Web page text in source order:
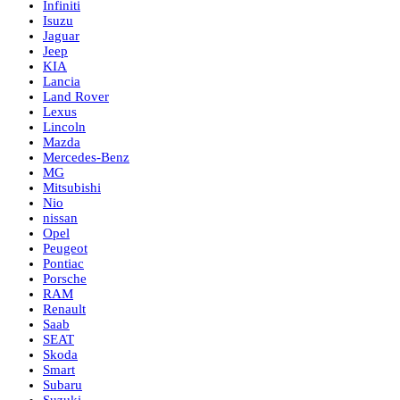
Infiniti
Isuzu
Jaguar
Jeep
KIA
Lancia
Land Rover
Lexus
Lincoln
Mazda
Mercedes-Benz
MG
Mitsubishi
Nio
nissan
Opel
Peugeot
Pontiac
Porsche
RAM
Renault
Saab
SEAT
Skoda
Smart
Subaru